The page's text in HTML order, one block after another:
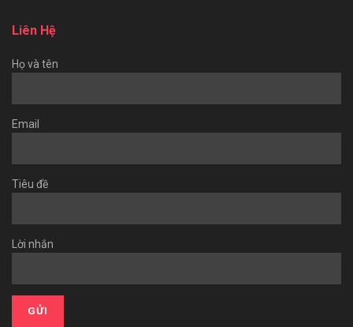
Liên Hệ
Họ và tên
Email
Tiêu đề
Lời nhắn